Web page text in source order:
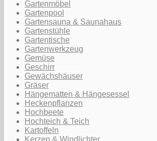
Gartenmöbel
Gartenpool
Gartensauna & Saunahaus
Gartenstühle
Gartentische
Gartenwerkzeug
Gemüse
Geschirr
Gewächshäuser
Gräser
Hängematten & Hängesessel
Heckenpflanzen
Hochbeete
Hochteich & Teich
Kartoffeln
Kerzen & Windlichter